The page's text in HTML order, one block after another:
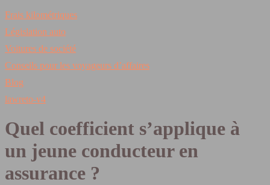
Frais kilométriques
Législation auto
Voitures de société
Conseils pour les voyageurs d’affaires
Blog
lawreto-v4
Quel coefficient s’applique à
un jeune conducteur en
assurance ?